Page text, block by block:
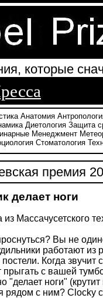
которые
Анатомия
Диетология Защита
Менеджмент
Стоматология
премия
делает ноги
Массачусетского
Вы не
работают из
постели. Когда
прыгать с вашей
"делает ноги"
рядом с ним? Clocky